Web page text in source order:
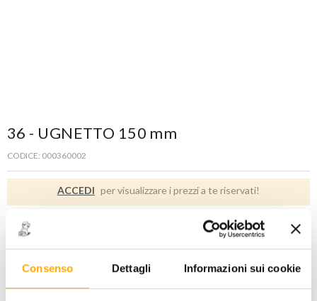
Consenso Dettagli Informazioni sui cookie
36 - UGNETTO 150 mm
CODICE: 000360002
ACCEDI per visualizzare i prezzi a te riservati!
PREZZO STANDARD
14,40
PREZZO INTERNET
€9,50
Disponibile -1 PZ